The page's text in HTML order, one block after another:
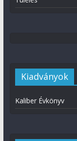
Kiadványok
Kaliber Évkönyv